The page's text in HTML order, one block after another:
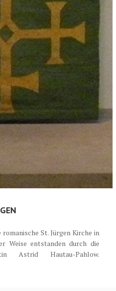
St. Jürgen Kirche in
Weise entstanden durch die
Astrid Hautau-Pahlow.